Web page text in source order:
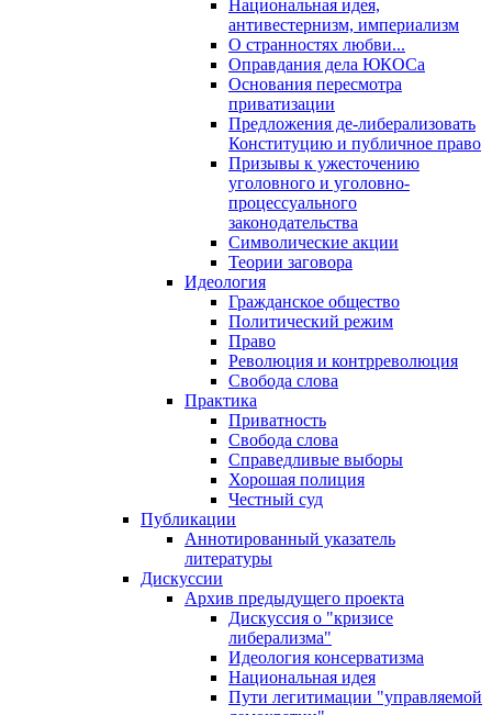
Национальная идея,
антивестернизм, империализм
О странностях любви...
Оправдания дела ЮКОСа
Основания пересмотра
приватизации
Предложения де-либерализовать
Конституцию и публичное право
Призывы к ужесточению
уголовного и уголовно-
процессуального
законодательства
Символические акции
Теории заговора
Идеология
Гражданское общество
Политический режим
Право
Революция и контрреволюция
Свобода слова
Практика
Приватность
Свобода слова
Справедливые выборы
Хорошая полиция
Честный суд
Публикации
Аннотированный указатель
литературы
Дискуссии
Архив предыдущего проекта
Дискуссия о "кризисе
либерализма"
Идеология консерватизма
Национальная идея
Пути легитимации "управляемой